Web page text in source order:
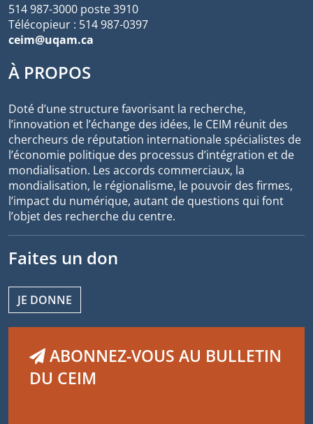
514 987-3000 poste 3910
Télécopieur : 514 987-0397
ceim@uqam.ca
À PROPOS
Doté d’une structure favorisant la recherche,
l’innovation et l’échange des idées, le CEIM réunit des
chercheurs de réputation internationale spécialistes de
l’économie politique des processus d’intégration et de
mondialisation. Les accords commerciaux, la
mondialisation, le régionalisme, le pouvoir des firmes,
l’impact du numérique, autant de questions qui font
l’objet des recherche du centre.
Faites un don
JE DONNE
ABONNEZ-VOUS AU BULLETIN
DU CEIM